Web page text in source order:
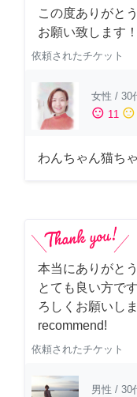
この度ありがと
お願い致します！
依頼されたチケット
女性 / 30
sentiment_satisfied 11 sentiment_neutral
わんちゃん猫ち
本当にありがと
とても良い方で
ろしくお願いし
recommend!
依頼されたチケット
男性 / 30